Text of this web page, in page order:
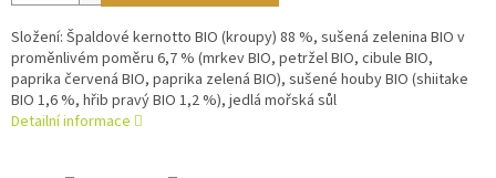
Složení: Špaldové kernotto BIO (kroupy) 88 %, sušená zelenina BIO v
proměnlivém poměru 6,7 % (mrkev BIO, petržel BIO, cibule BIO,
paprika červená BIO, paprika zelená BIO), sušené houby BIO (shiitake
BIO 1,6 %, hřib pravý BIO 1,2 %), jedlá mořská sůl
Detailní informace